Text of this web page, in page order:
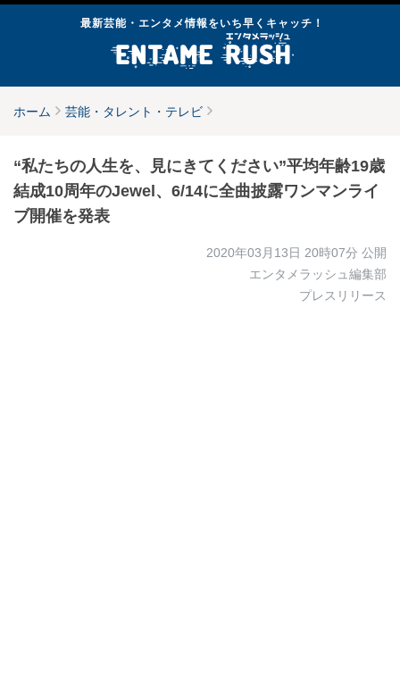
最新芸能・エンタメ情報をいち早くキャッチ！
ホーム 芸能・タレント・テレビ
“私たちの人生を、見にきてください”平均年齢19歳
結成10周年のJewel、6/14に全曲披露ワンマンライ
ブ開催を発表
2020年03月13日 20時07分 公開
エンタメラッシュ編集部
プレスリリース